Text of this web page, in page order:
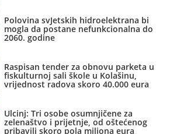
Polovina svJetskih hidroelektrana bi
mogla da postane nefunkcionalna do
2060. godine
Raspisan tender za obnovu parketa u
fiskulturnoj sali škole u Kolašinu,
vrijednost radova skoro 40.000 eura
Ulcinj: Tri osobe osumnjičene za
zelenaštvo i prijetnje, od oštećenog
pribavili skoro pola miliona eura